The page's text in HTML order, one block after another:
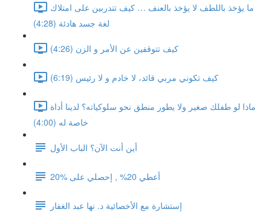
ما يؤخذ باللطف لا يؤخذ بالعنف … كيف تتدربين على امتلاك
لغة جسد هادئة (4:28)
كيف تتوقفين عن الأمر و الزن (4:26)
كيف تكوني مربي قائد، لا خادم و لا رئيس (6:19)
ماذا لو طفلك صغير ولا يطور منطق نحو سلوكياته؟ لدينا أداة
خاصة له (4:00)
أين أنت الآن؟ الباب الأول
أعطي 20% , إحصلي على %20
إستشارة مع الأخصائية د. نها عبد الغفار